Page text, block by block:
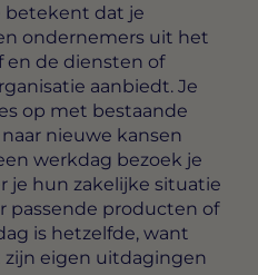
betekent dat je
ondernemers uit het
de diensten of
aanbiedt. Je
op met bestaande
nieuwe kansen
werkdag bezoek je
je hun zakelijke situatie
passende producten of
is hetzelfde, want
eigen uitdagingen